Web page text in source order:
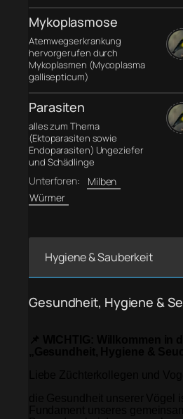
Mykoplasmose
Atemwegserkrankung
hervorgerufen durch
Mykoplasmen (Mycoplasma
gallisepticum)
Parasiten
alles zum Thema
(Ektoparasiten sowie
Endoparasiten) Ungeziefer
und Schädlinge
Unterforen:
Milben
Würmer
Hygiene & Sauberkeit
Gesundheit, Hygiene &